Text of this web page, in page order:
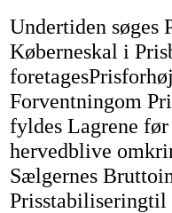
Undertiden søges
Køberneskal i
Forventningom
fyldes Lagrene
hervedblive
Sælgernes
Prisstabiliseringtil